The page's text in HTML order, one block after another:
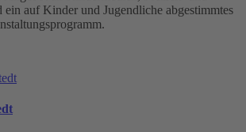
ein auf Kinder und Jugendliche abgestimmtes